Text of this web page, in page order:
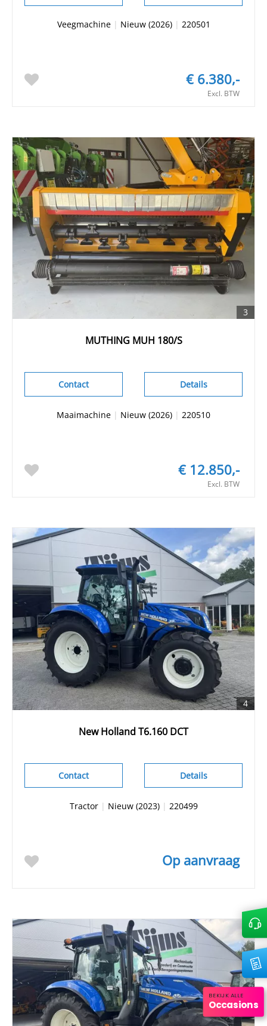
BEKIJK ALLE
Occasions
Veegmachine| Nieuw (2026)| 220501
€ 6.380,-
Excl. BTW
3
MUTHING MUH 180/S
Details
Contact
Maaimachine | Nieuw (2026) | 220510
€ 12.850,-
Excl. BTW
4
New Holland T6.160 DCT
Details
Contact
Tractor| Nieuw (2023)| 220499
Op aanvraag